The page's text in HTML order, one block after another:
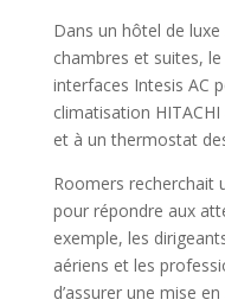
Dans un hôtel de
chambres et suites,
interfaces Intesis AC
climatisation
et à un thermostat
Roomers recherchait
pour répondre aux
exemple, les
aériens et les
d’assurer une mise